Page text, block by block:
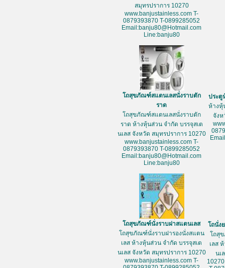
สมุทรปราการ 10270
www.banjustainless.com T-
0879393870 T-0899285052
Email:banju80@Hotmail.com
Line:banju80
โถสุขภัณฑ์สแตนเลสนั่งราบตัก
ราด
โถสุขภัณฑ์สแตนเลสนั่งราบตัก
ราด ห้างหุ้นส่วน จำกัด บรรจุสเต
นเลส จังหวัด สมุทรปราการ 10270
www.banjustainless.com T-
0879393870 T-0899285052
Email:banju80@Hotmail.com
Line:banju80
ประตู
ห้างหุ้
จังห
โถสุขภัณฑ์นั่งราบฝาสแตนเลส
โถสุขภัณฑ์นั่งราบฝารองนั่งสแตน
เลส ห้างหุ้นส่วน จำกัด บรรจุสเต
นเลส จังหวัด สมุทรปราการ 10270
www.banjustainless.com T-
โถนั่ง
โถสุ
เลส
นเ